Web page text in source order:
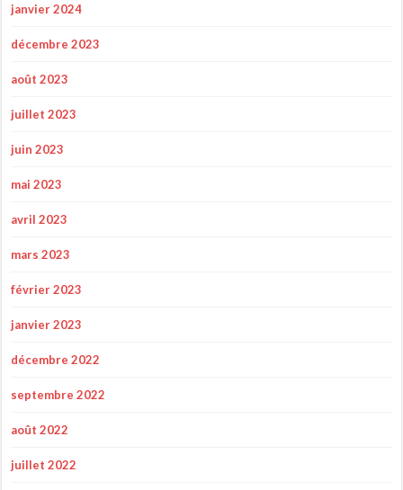
janvier 2024
décembre 2023
août 2023
juillet 2023
juin 2023
mai 2023
avril 2023
mars 2023
février 2023
janvier 2023
décembre 2022
septembre 2022
août 2022
juillet 2022